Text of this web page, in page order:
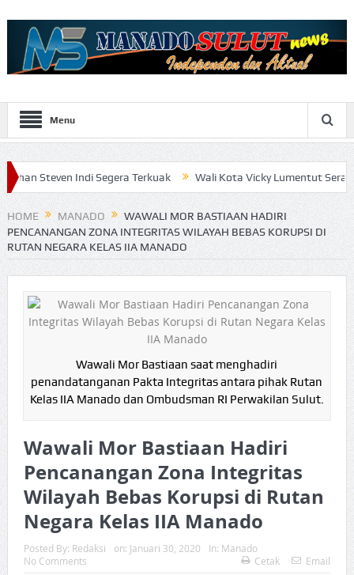
Menu
Indi Segera Terkuak Wali Kota Vicky Lumentut Serahkan LKPD
HOME MANADO
WAWALI MOR BASTIAAN HADIRI
PENCANANGAN ZONA INTEGRITAS WILAYAH BEBAS KORUPSI DI
RUTAN NEGARA KELAS IIA MANADO
Wawali Mor Bastiaan saat menghadiri
penandatanganan Pakta Integritas antara pihak Rutan
Kelas IIA Manado dan Ombudsman RI Perwakilan Sulut.
Wawali Mor Bastiaan Hadiri
Pencanangan Zona Integritas
Wilayah Bebas Korupsi di Rutan
Negara Kelas IIA Manado
Posted By: Redaksi on: Januari 30, 2020 In: Manado
No Comments
Cetak Email